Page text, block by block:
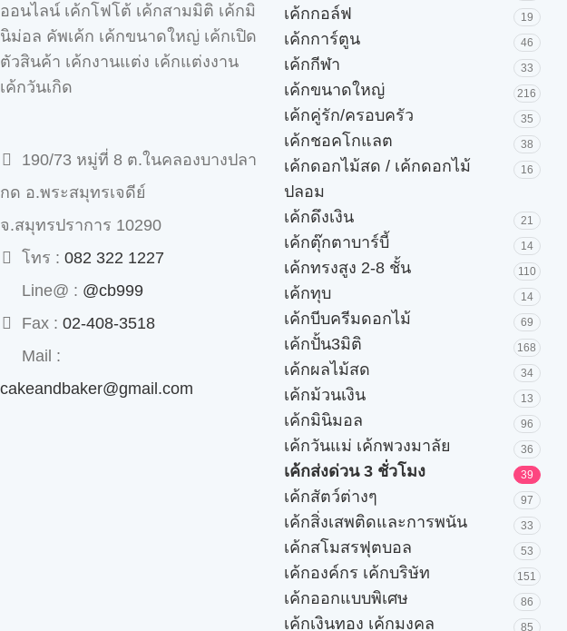
ออนไลน์ เค้กโฟโต้ เค้กสามมิติ เค้กมิ
นิม่อล คัพเค้ก เค้กขนาดใหญ่ เค้กเปิด
ตัวสินค้า เค้กงานแต่ง เค้กแต่งงาน
เค้กวันเกิด
190/73 หมู่ที่ 8 ต.ในคลองบางปลา
กด อ.พระสมุทรเจดีย์
จ.สมุทรปราการ 10290
โทร : 082 322 1227
Line@ : @cb999
Fax : 02-408-3518
Mail :
cakeandbaker@gmail.com
เค้กกอล์ฟ 19
เค้กการ์ตูน 46
เค้กกีฬา 33
เค้กขนาดใหญ่ 216
เค้กคู่รัก/ครอบครัว 35
เค้กชอคโกแลต 38
เค้กดอกไม้สด / เค้กดอกไม้
ปลอม
16
เค้กดึงเงิน 21
เค้กตุ๊กตาบาร์บี้ 14
เค้กทรงสูง 2-8 ชั้น 110
เค้กทุบ 14
เค้กบีบครีมดอกไม้ 69
เค้กปั้น3มิติ 168
เค้กผลไม้สด 34
เค้กม้วนเงิน 13
เค้กมินิมอล 96
เค้กวันแม่ เค้กพวงมาลัย 36
เค้กส่งด่วน 3 ชั่วโมง 39
เค้กสัตว์ต่างๆ 97
เค้กสิ่งเสพติดและการพนัน 33
เค้กสโมสรฟุตบอล 53
เค้กองค์กร เค้กบริษัท 151
เค้กออกแบบพิเศษ 86
เค้กเงินทอง เค้กมงคล 85